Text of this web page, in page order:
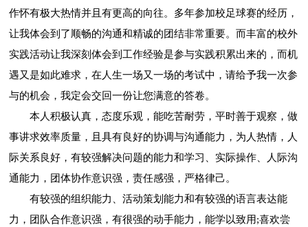
作怀有极大热情并且有更高的向往。多年参加校足球赛的经历，
让我体会到了顺畅的沟通和精诚的团结非常重要。而丰富的校外
实践活动让我深刻体会到工作经验是参与实践积累出来的，而机
遇又是如此难求，在人生一场又一场的考试中，请给予我一次参
与的机会，我定会交回一份让您满意的答卷。
本人积极认真，态度乐观，能吃苦耐劳，平时善于观察，做
事讲求效率质量，且具有良好的协调与沟通能力，为人热情，人
际关系良好，有较强解决问题的能力和学习、实际操作、人际沟
通能力，团体协作意识强，责任感强，严格律己。
有较强的组织能力、活动策划能力和有较强的语言表达能
力，团队合作意识强，有很强的动手能力，能学以致用;喜欢尝